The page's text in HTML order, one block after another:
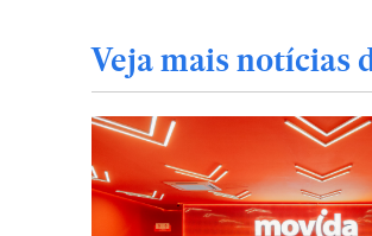
Veja mais notícias